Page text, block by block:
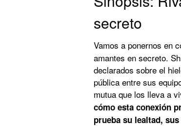
secreto
Vamos a ponernos en
amantes en secreto.
declarados sobre el
pública entre sus
mutua que los lleva a
cómo esta conexión
prueba su lealtad,